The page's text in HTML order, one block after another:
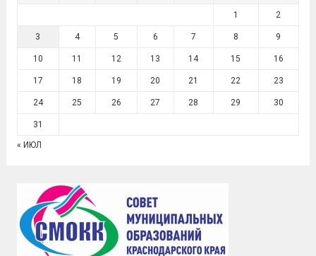
1 2
3 4 5 6 7 8 9
10 11 12 13 14 15 16
17 18 19 20 21 22 23
24 25 26 27 28 29 30
31
« ИЮЛ